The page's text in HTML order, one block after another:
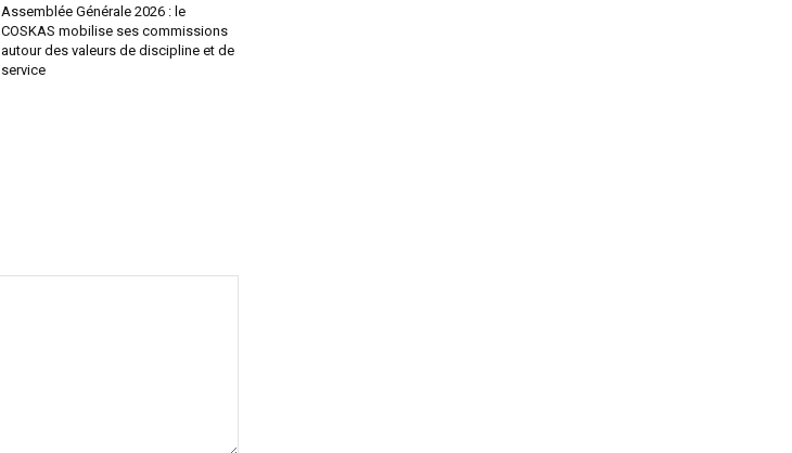
Assemblée Générale 2026 : le
COSKAS mobilise ses commissions
autour des valeurs de discipline et de
service